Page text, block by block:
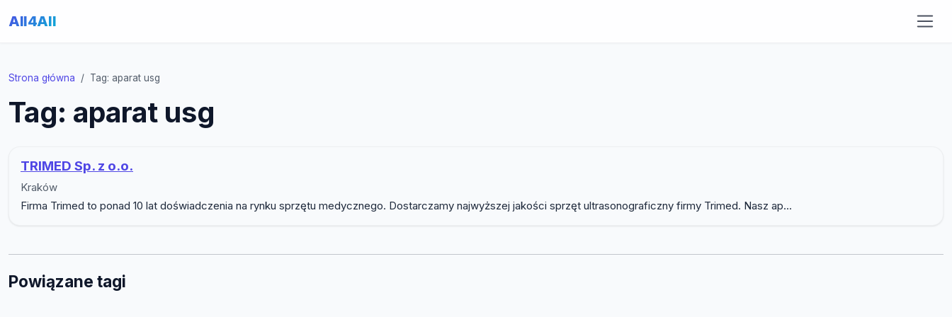
All4All
Strona główna Tag: aparat usg
Tag: aparat usg
TRIMED Sp. z o.o.
Kraków
Firma Trimed to ponad 10 lat doświadczenia na rynku sprzętu medycznego. Dostarczamy najwyższej jakości sprzęt ultrasonograficzny firmy Trimed. Nasz ap...
Powiązane tagi